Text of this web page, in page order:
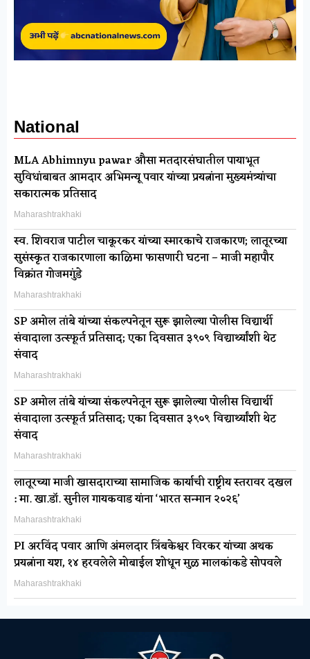
National
MLA Abhimnyu pawar औसा मतदारसंघातील पायाभूत
सुविधांबाबत आमदार अभिमन्यू पवार यांच्या प्रयत्नांना मुख्यमंत्र्यांचा
सकारात्मक प्रतिसाद
Maharashtrakhaki
स्व. शिवराज पाटील चाकूरकर यांच्या स्मारकाचे राजकारण; लातूरच्या
सुसंस्कृत राजकारणाला काळिमा फासणारी घटना – माजी महापौर
विक्रांत गोजमगुंडे
Maharashtrakhaki
SP अमोल तांबे यांच्या संकल्पनेतून सुरू झालेल्या पोलीस विद्यार्थी
संवादाला उत्स्फूर्त प्रतिसाद; एका दिवसात ३९०९ विद्यार्थ्यांशी थेट
संवाद
Maharashtrakhaki
SP अमोल तांबे यांच्या संकल्पनेतून सुरू झालेल्या पोलीस विद्यार्थी
संवादाला उत्स्फूर्त प्रतिसाद; एका दिवसात ३९०९ विद्यार्थ्यांशी थेट
संवाद
Maharashtrakhaki
लातूरच्या माजी खासदाराच्या सामाजिक कार्याची राष्ट्रीय स्तरावर दखल
: मा. खा.डॉ. सुनील गायकवाड यांना ‘भारत सन्मान २०२६’
Maharashtrakhaki
PI अरविंद पवार आणि अंमलदार त्रिंबकेश्वर विरकर यांच्या अथक
प्रयत्नांना यश, १४ हरवलेले मोबाईल शोधून मुळ मालकांकडे सोपवले
Maharashtrakhaki